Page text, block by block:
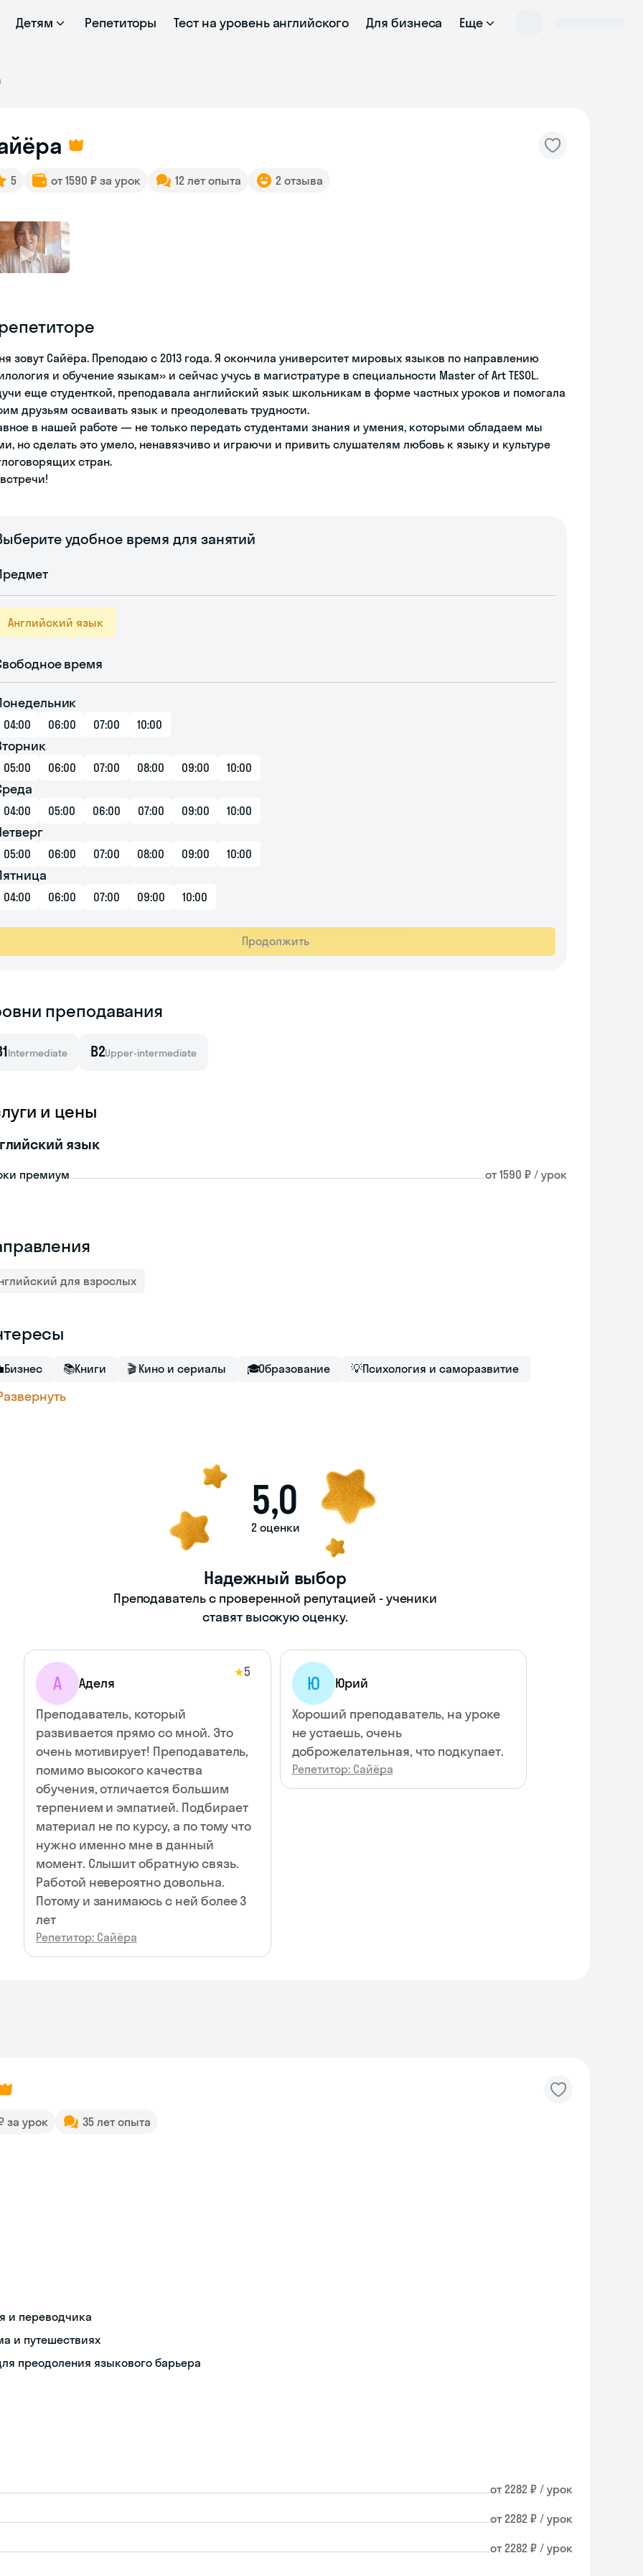
Детям Репетиторы Тест на уровень английского Для бизнеса Еще
5 от 1590 ₽ за урок 12 лет опыта 2 отзыва
зовут Сайёра. Преподаю с 2013 года. Я окончила университет мировых языков по направлению
и обучение языкам» и сейчас учусь в магистратуре в специальности Master of Art TESOL.
еще студенткой, преподавала английский язык школьникам в форме частных уроков и помогала
друзьям осваивать язык и преодолевать трудности.
в нашей работе — не только передать студентами знания и умения, которыми обладаем мы
но сделать это умело, ненавязчиво и играючи и привить слушателям любовь к языку и культуре
стран.
удобное время для занятий
Английский язык
время
04:00 06:00 07:00 10:00
05:00 06:00 07:00 08:00 09:00 10:00
04:00 05:00 06:00 07:00 09:00 10:00
05:00 06:00 07:00 08:00 09:00 10:00
04:00 06:00 07:00 09:00 10:00
Продолжить
преподавания
Intermediate B2Upper-intermediate
и цены
язык
премиум от 1590 ₽ / урок
для взрослых
Бизнес 📚Книги 🎬 Кино и сериалы 🎓Образование 💡Психология и саморазвитие
5,0
2 оценки
Надежный выбор
Преподаватель с проверенной репутацией - ученики
ставят высокую оценку.
А Аделя
★5
Преподаватель, который
развивается прямо со мной. Это
очень мотивирует! Преподаватель,
помимо высокого качества
обучения, отличается большим
терпением и эмпатией. Подбирает
материал не по курсу, а по тому что
нужно именно мне в данный
момент. Слышит обратную связь.
Работой невероятно довольна.
Потому и занимаюсь с ней более 3
лет
Репетитор: Сайёра
Ю
Юрий
Хороший преподаватель, на уроке
не устаешь, очень
доброжелательная, что подкупает.
Репетитор: Сайёра
за урок 35 лет опыта
и переводчика
и путешествиях
преодоления языкового барьера
от 2282 ₽ / урок
от 2282 ₽ / урок
от 2282 ₽ / урок
Skyeng Chat